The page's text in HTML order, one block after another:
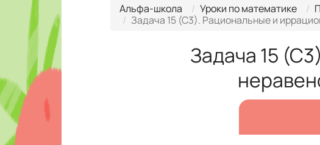
Альфа-школа Уроки по математике
Задача 15 (С3). Рациональные и
Задача 15